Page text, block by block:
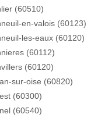
(60510)
en-valois (60123)
les-eaux (60120)
(60112)
(60120)
sur-oise (60820)
(60300)
(60540)